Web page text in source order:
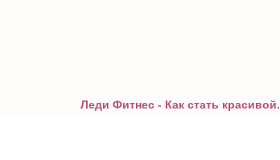
Леди Фитнес - Как стать красивой.